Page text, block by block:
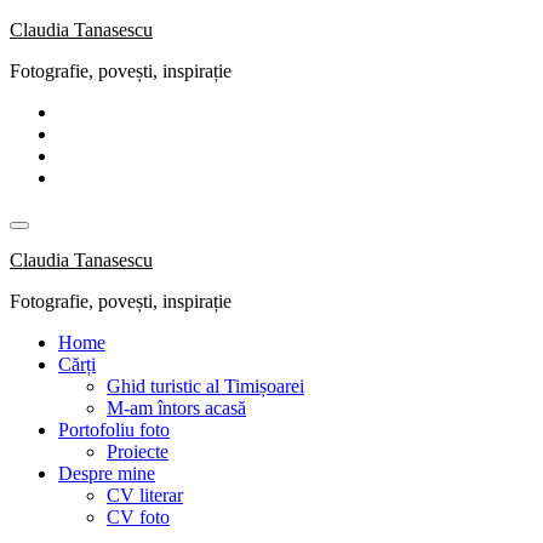
Skip
content
Claudia Tanasescu
Fotografie, povești, inspirație
Claudia Tanasescu
Fotografie, povești, inspirație
Home
Cărți
Ghid turistic al Timișoarei
M-am întors acasă
Portofoliu foto
Proiecte
Despre mine
CV literar
CV foto